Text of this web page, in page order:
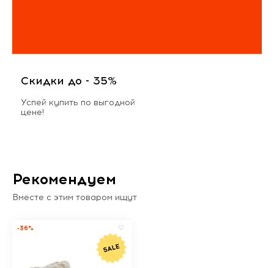
Скидки до - 35%
Успей купить по выгодной
цене!
Рекомендуем
Вместе с этим товаром ищут
-36%